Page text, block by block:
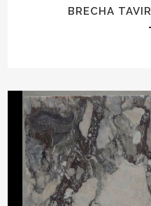
BRECHA